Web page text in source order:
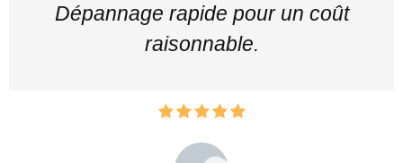
Dépannage rapide pour un coût
raisonnable.